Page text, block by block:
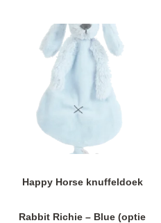
Happy Horse knuffeldoek
Rabbit Richie – Blue (optie